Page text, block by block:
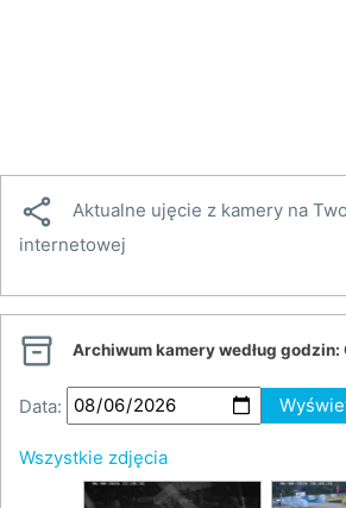

Aktualne ujęcie z kamery na
internetowej
 Archiwum kamery według godzin:
Data:
Wszystkie zdjęcia